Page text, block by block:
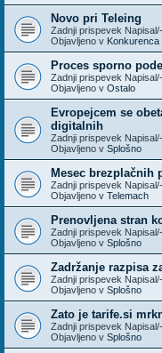
Novo pri Teleing
Zadnji prispevek
Objavljeno v Konkurenca
Proces sporno
Zadnji prispevek
Objavljeno v Ostalo
Evropejcem se
digitalnih
Zadnji prispevek
Objavljeno v Splošno
Mesec brezplačnih
Zadnji prispevek
Objavljeno v Telemach
Prenovljena stran
Zadnji prispevek
Objavljeno v Splošno
Zadržanje razpisa
Zadnji prispevek
Objavljeno v Splošno
Zato je tarife.si
Zadnji prispevek
Objavljeno v Splošno